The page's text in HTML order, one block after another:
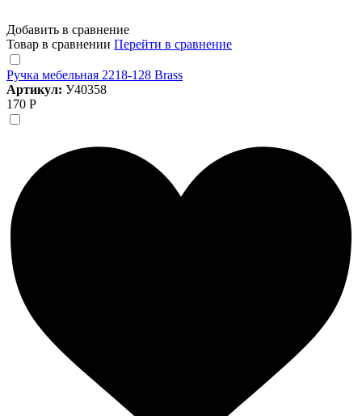
Добавить в сравнение
Товар в сравнении Перейти в сравнение
Ручка мебельная 2218-128 Brass
Артикул: У40358
170 Р